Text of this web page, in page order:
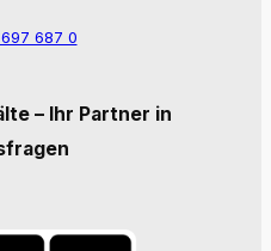
687 0
– Ihr Partner in